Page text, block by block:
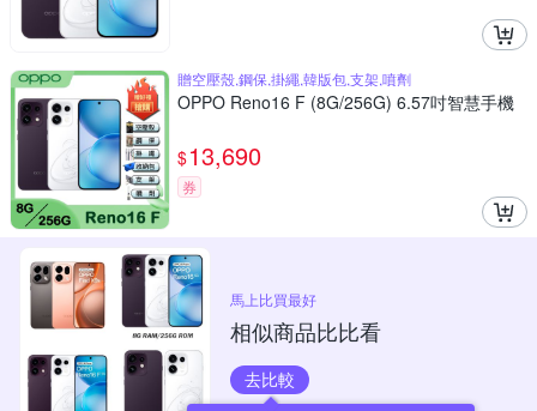
贈空壓殼,鋼保,掛繩,韓版包,支架,噴劑
OPPO Reno16 F (8G/256G) 6.57吋智慧手機
$13,690
券
馬上比買最好
相似商品比比看
去比較